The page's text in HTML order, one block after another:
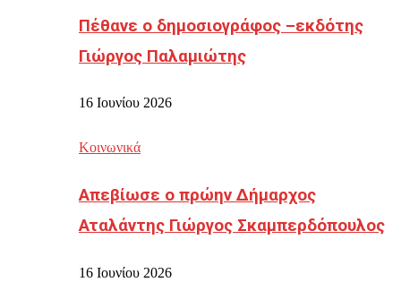
Πέθανε ο δημοσιογράφος –εκδότης
Γιώργος Παλαμιώτης
16 Ιουνίου 2026
Κοινωνικά
Απεβίωσε ο πρώην Δήμαρχος
Αταλάντης Γιώργος Σκαμπερδόπουλος
16 Ιουνίου 2026